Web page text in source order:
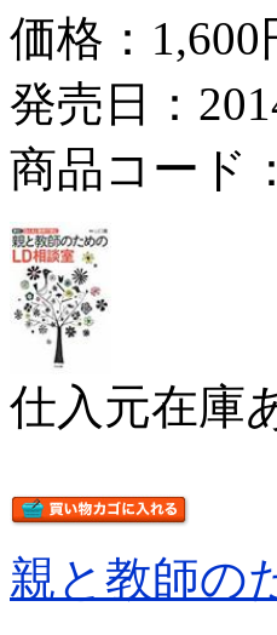
価格： 1,600
発売日：
商品コード
仕入元在庫
親と教師の